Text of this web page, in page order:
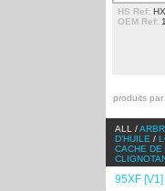
HS Ref:
OEM Ref:
produits par
ALL /
D'HUILE /
CACHE DE
95XF [V1]